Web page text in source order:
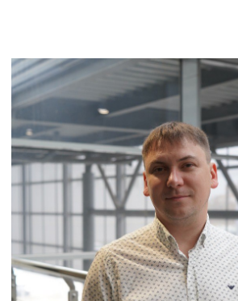
Представленные на сайте материалы и
условия носят исключительно
информационный характер и не являются
публичной офертой, определяемой
положениями ст. 437 Гражданского кодекса
РФ. Для получения подробной информации о
продуктах, услугах и их стоимости
обращайтесь к нашим специалистам.
© Группа компаний «А-Драйв» 2003 - 2026